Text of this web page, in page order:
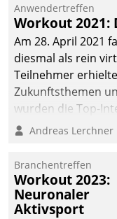
Cloud-Strategien
Lösungen mit
Zukunftspotenzial.
Anwendertreffen
Workout
Am 28. April 2021
diesmal als rein
Teilnehmer
Zukunftsthemen
wurden die Top-
Andreas Lerchner
Branchentreffen
Workout 2023:
Neuronaler
Aktivsport